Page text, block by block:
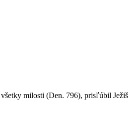
milosti (Den. 796), prisľúbil Ježiš